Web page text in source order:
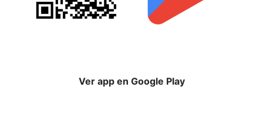
Ver app en Google Play